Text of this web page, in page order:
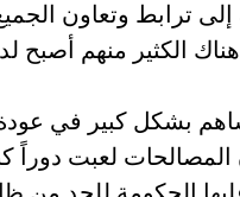
ترابط وتعاون
الكثير منهم أصبح
بشكل كبير في
لعبت دوراً